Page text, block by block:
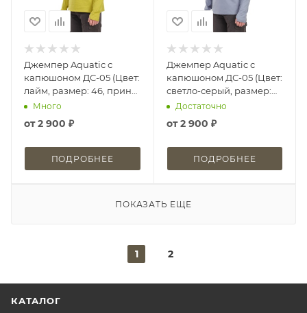
Джемпер Aquatic с
капюшоном ДС-05 (Цвет:
лайм, размер: 46, принт:
Aquatic)
Много
от2 900 ₽
ПОДРОБНЕЕ
Джемпер Aquatic с
капюшоном ДС-05 (Цвет:
светло-серый, размер:
46, принт: Aquatic)
Достаточно
от2 900 ₽
ПОДРОБНЕЕ
ПОКАЗАТЬ ЕЩЕ
1 2
КАТАЛОГ